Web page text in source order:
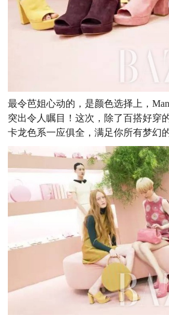
最令芭姐心动的，是颜色选择上，
突出令人瞩目！这次，除了百搭好穿
卡龙色系一应俱全，满足你所有梦幻